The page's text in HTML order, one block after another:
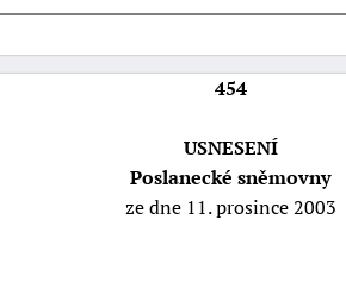
454
USNESENÍ
Poslanecké sněmovny
ze dne 11. prosince 2003